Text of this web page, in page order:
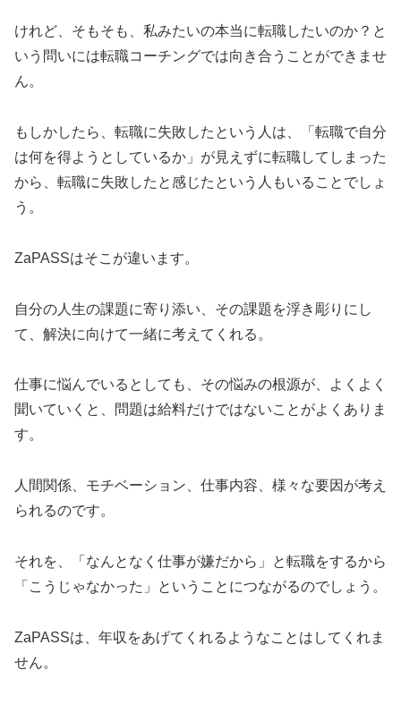
けれど、そもそも、私みたいの本当に転職したいのか？と
いう問いには転職コーチングでは向き合うことができませ
ん。
もしかしたら、転職に失敗したという人は、「転職で自分
は何を得ようとしているか」が見えずに転職してしまった
から、転職に失敗したと感じたという人もいることでしょ
う。
ZaPASSはそこが違います。
自分の人生の課題に寄り添い、その課題を浮き彫りにし
て、解決に向けて一緒に考えてくれる。
仕事に悩んでいるとしても、その悩みの根源が、よくよく
聞いていくと、問題は給料だけではないことがよくありま
す。
人間関係、モチベーション、仕事内容、様々な要因が考え
られるのです。
それを、「なんとなく仕事が嫌だから」と転職をするから
「こうじゃなかった」ということにつながるのでしょう。
ZaPASSは、年収をあげてくれるようなことはしてくれま
せん。